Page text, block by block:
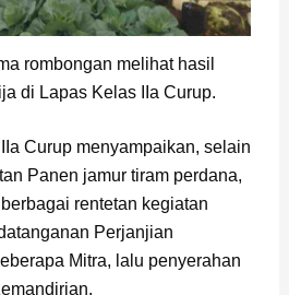
rombongan melihat hasil
di Lapas Kelas IIa Curup.
Curup menyampaikan, selain
Panen jamur tiram perdana,
rentetan kegiatan
Perjanjian
Mitra, lalu penyerahan